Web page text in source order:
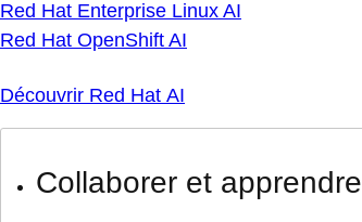
Red Hat Enterprise Linux AI
Red Hat OpenShift AI
Découvrir Red Hat AI
Collaborer et apprendre